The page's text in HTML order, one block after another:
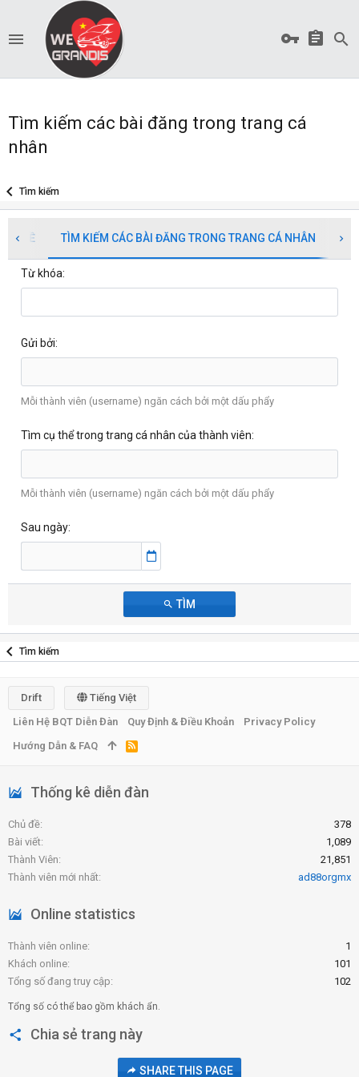
Tìm kiếm các bài đăng trong trang cá
nhân
Tìm kiếm
ĐỀ TÌM KIẾM CÁC BÀI ĐĂNG TRONG TRANG CÁ NHÂN
Từ khóa
Gửi bởi
Mỗi thành viên (username) ngăn cách bởi một dấu phẩy
Tìm cụ thể trong trang cá nhân của thành viên
Mỗi thành viên (username) ngăn cách bởi một dấu phẩy
Sau ngày
TÌM
Tìm kiếm
Thống kê diễn đàn
Chủ đề
378
Bài viết
1,089
Thành Viên
21,851
Thành viên mới nhất
ad88orgmx
Online statistics
Thành viên online
1
Khách online
101
Tổng số đang truy cập
102
Tổng số có thể bao gồm khách ẩn.
Chia sẻ trang này
SHARE THIS PAGE
Drift
Tiếng Việt
Liên Hệ BQT Diễn Đàn
Quy Định & Điều Khoản
Privacy Policy
Hướng Dẫn & FAQ
R
S